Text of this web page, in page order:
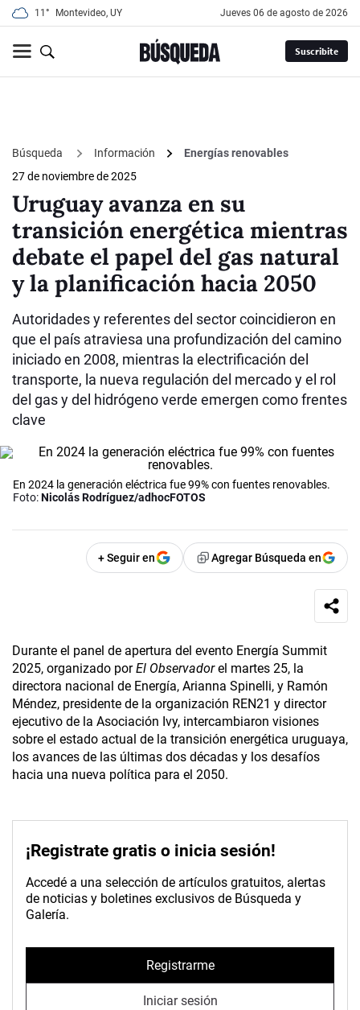
11° Montevideo, UY jueves 06 de agosto de 2026
Suscribite
Búsqueda Información
Energías renovables
27 de noviembre de 2025
Uruguay avanza en su
transición energética mientras
debate el papel del gas natural
y la planificación hacia 2050
Autoridades y referentes del sector coincidieron en
que el país atraviesa una profundización del camino
iniciado en 2008, mientras la electrificación del
transporte, la nueva regulación del mercado y el rol
del gas y del hidrógeno verde emergen como frentes
clave
En 2024 la generación eléctrica fue 99% con fuentes renovables.
Foto:Nicolás Rodríguez/adhocFOTOS
+ Seguir en Agregar Búsqueda en
Durante el panel de apertura del evento Energía Summit
2025, organizado porEl Observadorel martes 25, la
directora nacional de Energía, Arianna Spinelli, y Ramón
Méndez, presidente de la organización REN21 y director
ejecutivo de la Asociación Ivy, intercambiaron visiones
sobre el estado actual de la transición energética uruguaya,
los avances de las últimas dos décadas y los desafíos
hacia una nueva política para el 2050.
¡Registrate gratis o inicia sesión!
Accedé a una selección de artículos gratuitos, alertas
de noticias y boletines exclusivos de Búsqueda y
Galería.
Registrarme
Iniciar sesión